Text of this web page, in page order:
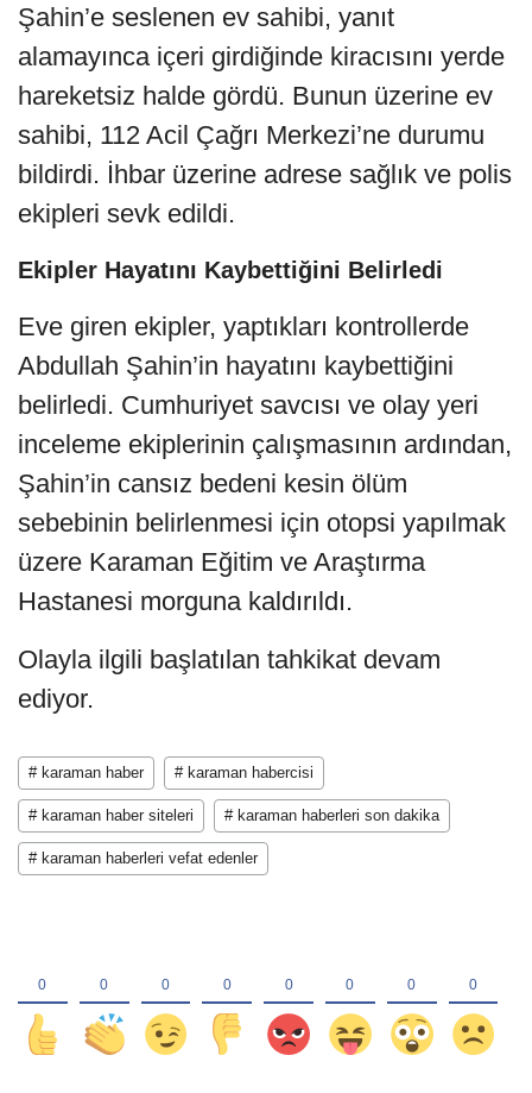
Şahin’e seslenen ev sahibi, yanıt
alamayınca içeri girdiğinde kiracısını yerde
hareketsiz halde gördü. Bunun üzerine ev
sahibi, 112 Acil Çağrı Merkezi’ne durumu
bildirdi. İhbar üzerine adrese sağlık ve polis
ekipleri sevk edildi.
Ekipler Hayatını Kaybettiğini Belirledi
Eve giren ekipler, yaptıkları kontrollerde
Abdullah Şahin’in hayatını kaybettiğini
belirledi. Cumhuriyet savcısı ve olay yeri
inceleme ekiplerinin çalışmasının ardından,
Şahin’in cansız bedeni kesin ölüm
sebebinin belirlenmesi için otopsi yapılmak
üzere Karaman Eğitim ve Araştırma
Hastanesi morguna kaldırıldı.
Olayla ilgili başlatılan tahkikat devam
ediyor.
# karaman haber # karaman habercisi
# karaman haber siteleri # karaman haberleri son dakika
# karaman haberleri vefat edenler